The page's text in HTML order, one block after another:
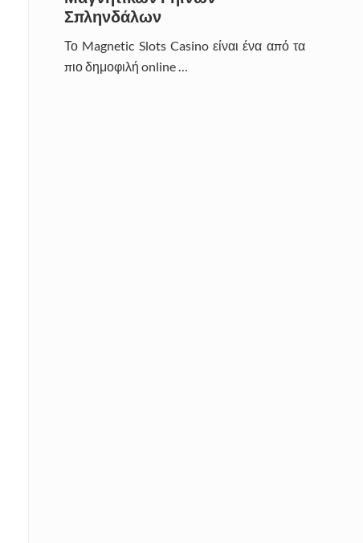
Σπληνδάλων
Το Magnetic Slots Casino είναι ένα από τα
πιο δημοφιλή online …